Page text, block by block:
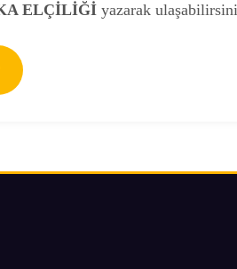
ELÇİLİĞİ yazarak